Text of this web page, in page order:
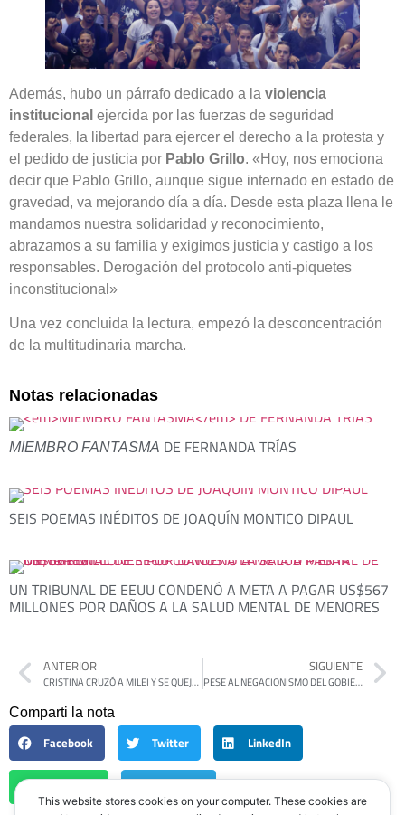
Además, hubo un párrafo dedicado a la violencia
institucional ejercida por las fuerzas de seguridad
federales, la libertad para ejercer el derecho a la protesta y
el pedido de justicia por Pablo Grillo. «Hoy, nos emociona
decir que Pablo Grillo, aunque sigue internado en estado de
gravedad, va mejorando día a día. Desde esta plaza llena le
mandamos nuestra solidaridad y reconocimiento,
abrazamos a su familia y exigimos justicia y castigo a los
responsables. Derogación del protocolo anti-piquetes
inconstitucional»
Una vez concluida la lectura, empezó la desconcentración
de la multitudinaria marcha.
Notas relacionadas
MIEMBRO FANTASMA DE FERNANDA TRÍAS
SEIS POEMAS INÉDITOS DE JOAQUÍN MONTICO DIPAUL
UN TRIBUNAL DE EEUU CONDENÓ A META A PAGAR US$567
MILLONES POR DAÑOS A LA SALUD MENTAL DE MENORES
ANTERIOR
CRISTINA CRUZÓ A MILEI Y SE QUEJÓ DEL «CHEQUE EN BLANCO» QUE EL CONGRESO LE DIO AL FMI
SIGUIENTE
PESE AL NEGACIONISMO DEL GOBIERNO, LOS JUICIOS DE LESA HUMANIDAD CONTINÚAN: HAY 14 EN MARCHA Y 63 CAUSAS ELEVADAS A DEBATE
Comparti la nota
Facebook Twitter LinkedIn
This website stores cookies on your computer. These cookies are